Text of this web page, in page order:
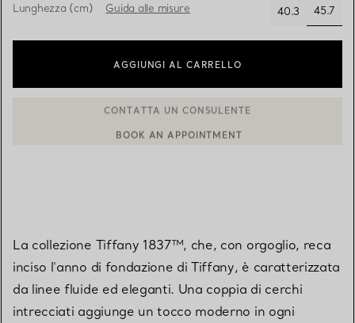
Lunghezza (cm) Guida alle misure 40.3
45.7
AGGIUNGI AL CARRELLO
La collezione Tiffany 1837™, che, con orgoglio, reca
inciso l'anno di fondazione di Tiffany, è caratterizzata
da linee fluide ed eleganti. Una coppia di cerchi
intrecciati aggiunge un tocco moderno in ogni